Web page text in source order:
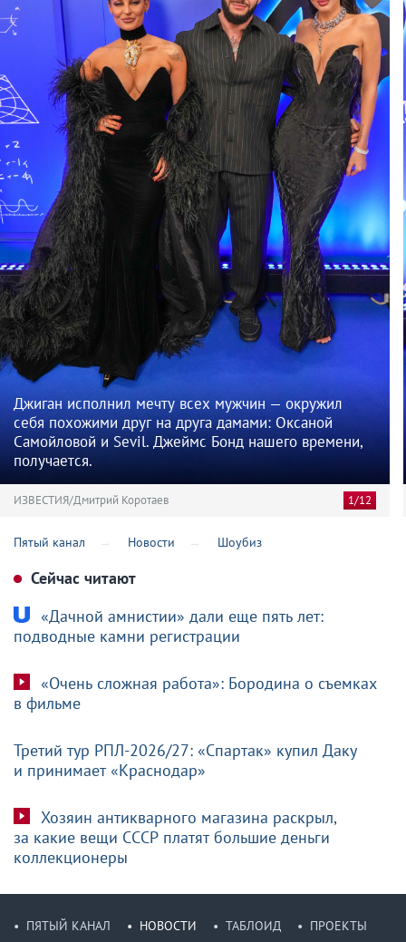
Джиган исполнил мечту всех мужчин — окружил
себя похожими друг на друга дамами: Оксаной
Самойловой и Sevil. Джеймс Бонд нашего времени,
получается.
1/12
ИЗВЕСТИЯ/Дмитрий Коротаев
Пятый канал Новости Шоубиз
Сейчас читают
«Дачной амнистии» дали еще пять лет:
подводные камни регистрации
«Очень сложная работа»: Бородина о съемках
в фильме
Третий тур РПЛ-2026/27: «Спартак» купил Даку
и принимает «Краснодар»
Хозяин антикварного магазина раскрыл,
за какие вещи СССР платят большие деньги
коллекционеры
ПЯТЫЙ КАНАЛ НОВОСТИ ТАБЛОИД ПРОЕКТЫ